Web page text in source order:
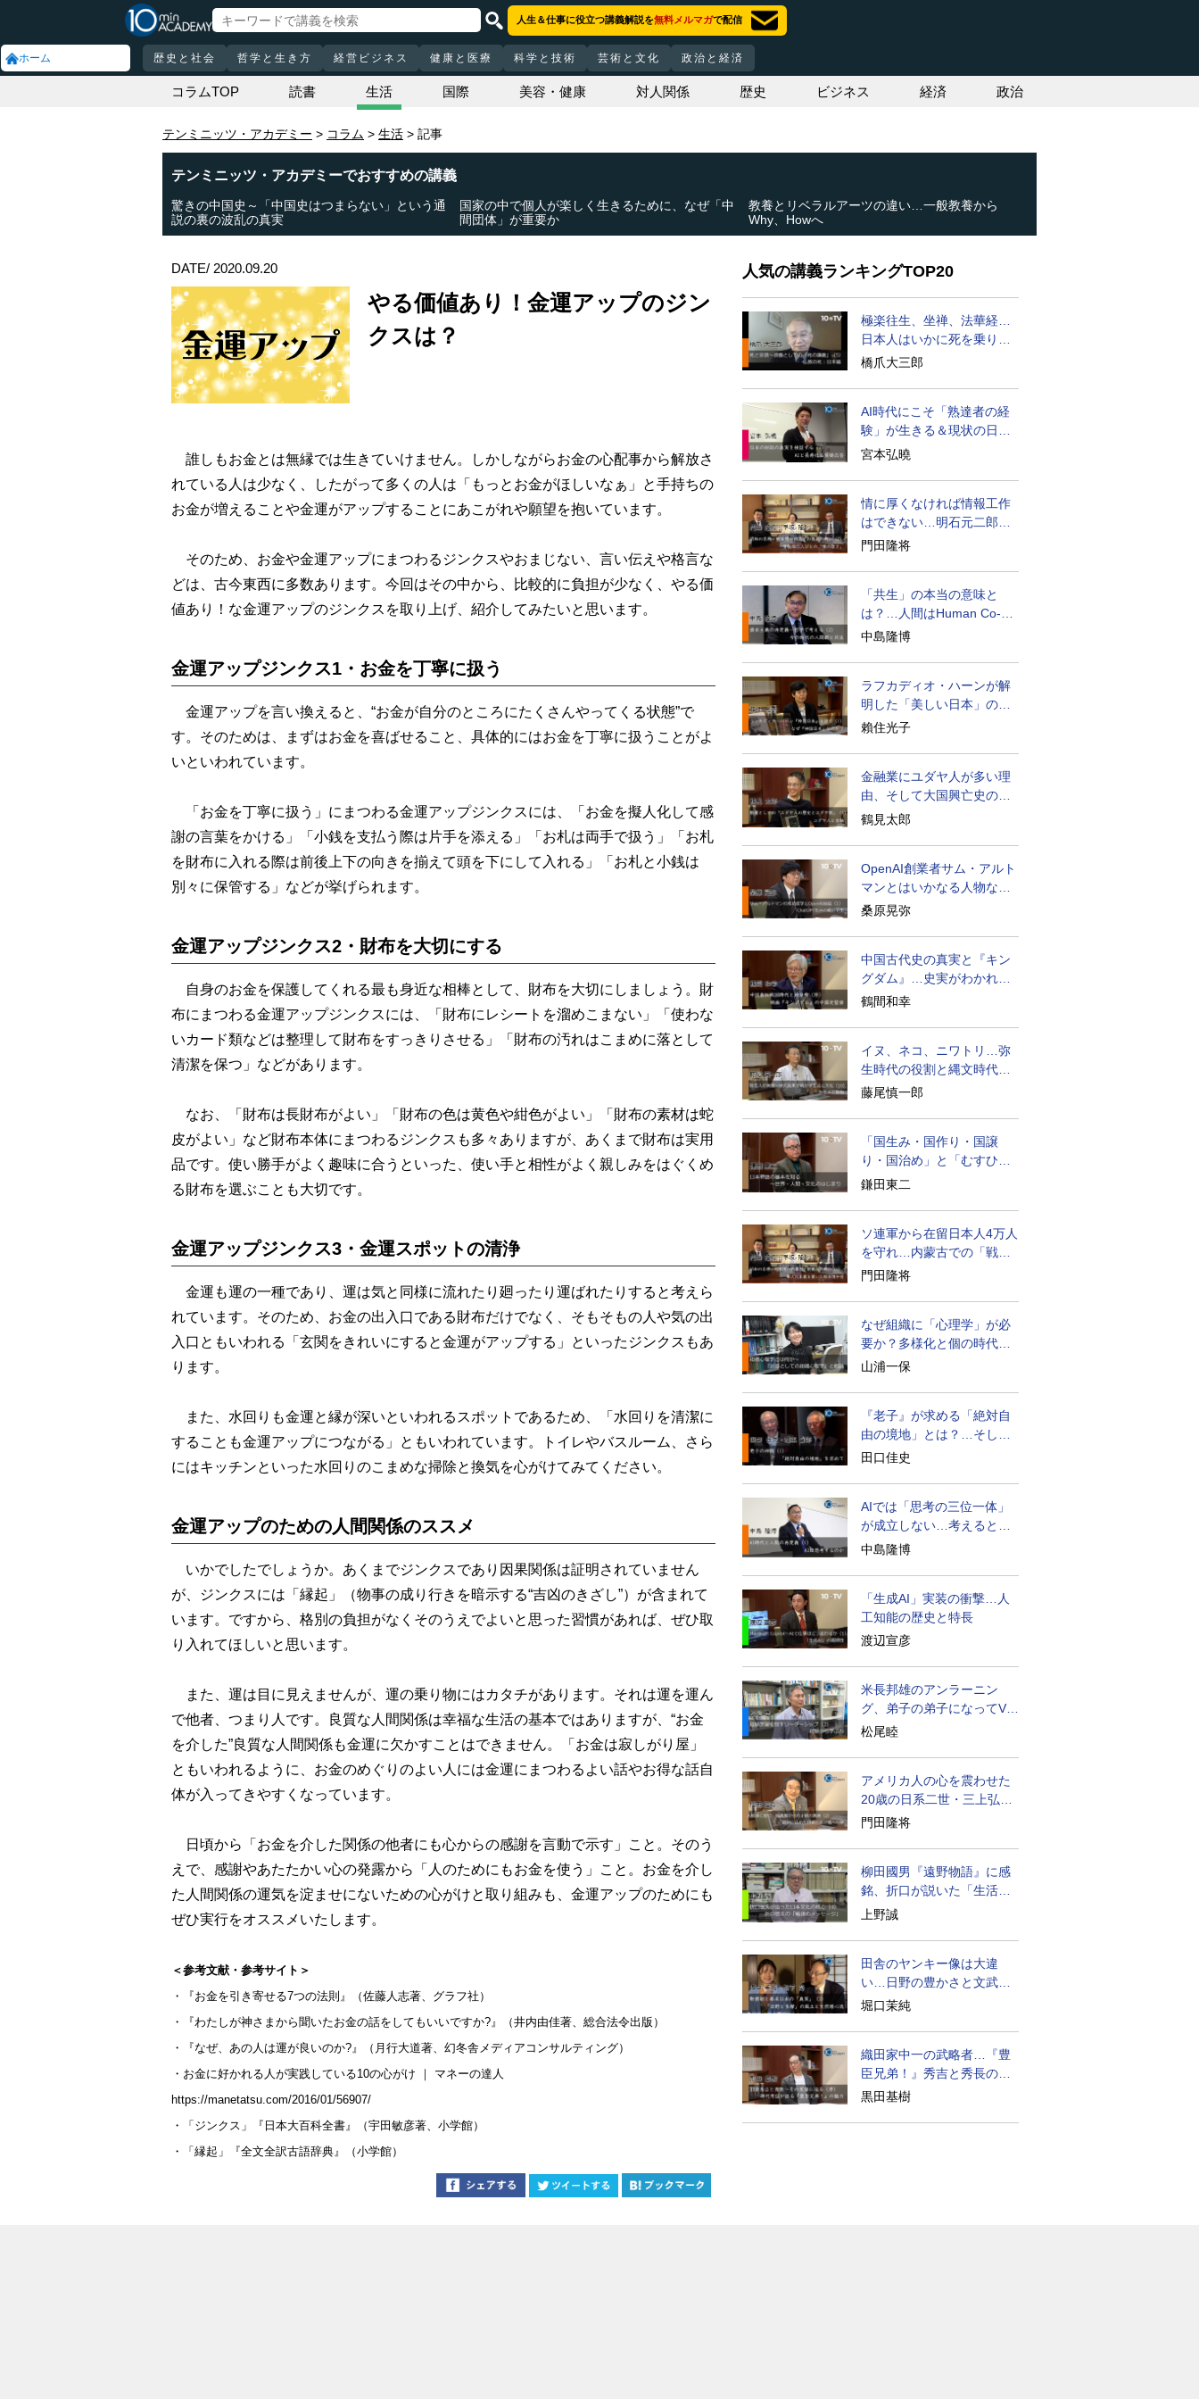
ホーム
人生＆仕事に役立つ講義解説を無料メルマガで配信
歴史と社会 哲学と生き方 経営ビジネス 健康と医療 科学と技術 芸術と文化 政治と経済
コラムTOP 読書 生活 国際 美容・健康 対人関係 歴史 ビジネス 経済 政治
テンミニッツ・アカデミー コラム 生活 記事
テンミニッツ・アカデミーでおすすめの講義
驚きの中国史～「中国史はつまらない」という通
説の裏の波乱の真実
国家の中で個人が楽しく生きるために、なぜ「中
間団体」が重要か
教養とリベラルアーツの違い…一般教養から
Why、Howへ
DATE/ 2020.09.20
やる価値あり！金運アップのジン
クスは？
誰しもお金とは無縁では生きていけません。しかしながらお金の心配事から解放さ
れている人は少なく、したがって多くの人は「もっとお金がほしいなぁ」と手持ちの
お金が増えることや金運がアップすることにあこがれや願望を抱いています。
そのため、お金や金運アップにまつわるジンクスやおまじない、言い伝えや格言な
どは、古今東西に多数あります。今回はその中から、比較的に負担が少なく、やる価
値あり！な金運アップのジンクスを取り上げ、紹介してみたいと思います。
金運アップジンクス1・お金を丁寧に扱う
金運アップを言い換えると、“お金が自分のところにたくさんやってくる状態”で
す。そのためは、まずはお金を喜ばせること、具体的にはお金を丁寧に扱うことがよ
いといわれています。
「お金を丁寧に扱う」にまつわる金運アップジンクスには、「お金を擬人化して感
謝の言葉をかける」「小銭を支払う際は片手を添える」「お札は両手で扱う」「お札
を財布に入れる際は前後上下の向きを揃えて頭を下にして入れる」「お札と小銭は
別々に保管する」などが挙げられます。
金運アップジンクス2・財布を大切にする
自身のお金を保護してくれる最も身近な相棒として、財布を大切にしましょう。財
布にまつわる金運アップジンクスには、「財布にレシートを溜めこまない」「使わな
いカード類などは整理して財布をすっきりさせる」「財布の汚れはこまめに落として
清潔を保つ」などがあります。
なお、「財布は長財布がよい」「財布の色は黄色や紺色がよい」「財布の素材は蛇
皮がよい」など財布本体にまつわるジンクスも多々ありますが、あくまで財布は実用
品です。使い勝手がよく趣味に合うといった、使い手と相性がよく親しみをはぐくめ
る財布を選ぶことも大切です。
金運アップジンクス3・金運スポットの清浄
金運も運の一種であり、運は気と同様に流れたり廻ったり運ばれたりすると考えら
れています。そのため、お金の出入口である財布だけでなく、そもそもの人や気の出
入口ともいわれる「玄関をきれいにすると金運がアップする」といったジンクスもあ
ります。
また、水回りも金運と縁が深いといわれるスポットであるため、「水回りを清潔に
することも金運アップにつながる」ともいわれています。トイレやバスルーム、さら
にはキッチンといった水回りのこまめな掃除と換気を心がけてみてください。
金運アップのための人間関係のススメ
いかでしたでしょうか。あくまでジンクスであり因果関係は証明されていません
が、ジンクスには「縁起」（物事の成り行きを暗示する“吉凶のきざし”）が含まれて
います。ですから、格別の負担がなくそのうえでよいと思った習慣があれば、ぜひ取
り入れてほしいと思います。
また、運は目に見えませんが、運の乗り物にはカタチがあります。それは運を運ん
で他者、つまり人です。良質な人間関係は幸福な生活の基本ではありますが、“お金
を介した”良質な人間関係も金運に欠かすことはできません。「お金は寂しがり屋」
ともいわれるように、お金のめぐりのよい人には金運にまつわるよい話やお得な話自
体が入ってきやすくなっています。
日頃から「お金を介した関係の他者にも心からの感謝を言動で示す」こと。そのう
えで、感謝やあたたかい心の発露から「人のためにもお金を使う」こと。お金を介し
た人間関係の運気を淀ませにないための心がけと取り組みも、金運アップのためにも
ぜひ実行をオススメいたします。
＜参考文献・参考サイト＞
・『お金を引き寄せる7つの法則』（佐藤人志著、グラフ社）
・『わたしが神さまから聞いたお金の話をしてもいいですか?』（井内由佳著、総合法令出版）
・『なぜ、あの人は運が良いのか?』（月行大道著、幻冬舎メディアコンサルティング）
・お金に好かれる人が実践している10の心がけ ｜ マネーの達人
https://manetatsu.com/2016/01/56907/
・「ジンクス」『日本大百科全書』（宇田敏彦著、小学館）
・「縁起」『全文全訳古語辞典』（小学館）
人気の講義ランキングTOP20
極楽往生、坐禅、法華経…
日本人はいかに死を乗り越
えるか
橋爪大三郎
AI時代にこそ「熟達者の経
験」が生きる＆現状の日本
経済の実情は
宮本弘曉
情に厚くなければ情報工作
はできない…明石元二郎の
対露工作の教訓
門田隆将
「共生」の本当の意味と
は？…人間はHuman Co-
becoming
中島隆博
ラフカディオ・ハーンが解
明した「美しい日本」の秘
密と未来
賴住光子
金融業にユダヤ人が多い理
由、そして大国興亡史の裏
面のユダヤ人
鶴見太郎
OpenAI創業者サム・アルト
マンとはいかなる人物なの
か
桑原晃弥
中国古代史の真実と『キン
グダム』…史実がわかれば
物語はもっと面白い
鶴間和幸
イヌ、ネコ、ニワトリ…弥
生時代の役割と縄文時代と
の違い
藤尾慎一郎
「国生み・国作り・国譲
り・国治め」と「むすひ」
の力
鎌田東二
ソ連軍から在留日本人4万人
を守れ…内蒙古での「戦
後」の激闘
門田隆将
なぜ組織に「心理学」が必
要か？多様化と個の時代の
処方箋
山浦一保
『老子』が求める「絶対自
由の境地」とは？…そして
創造長寿へ
田口佳史
AIでは「思考の三位一体」
が成立しない…考えると
は？
中島隆博
「生成AI」実装の衝撃…人
工知能の歴史と特長
渡辺宣彦
米長邦雄のアンラーニン
グ、弟子の弟子になってV字
成長
松尾睦
アメリカ人の心を震わせた
20歳の日系二世・三上弘文
の翻訳
門田隆将
柳田國男『遠野物語』に感
銘、折口が説いた「生活の
古典」
上野誠
田舎のヤンキー像は大違
い…日野の豊かさと文武両
道の気風
堀口茉純
織田家中一の武略者…『豊
臣兄弟！』秀吉と秀長の知
られざる実像
黒田基樹